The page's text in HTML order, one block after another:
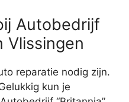
Autobedrijf
Vlissingen
reparatie nodig zijn.
kun je